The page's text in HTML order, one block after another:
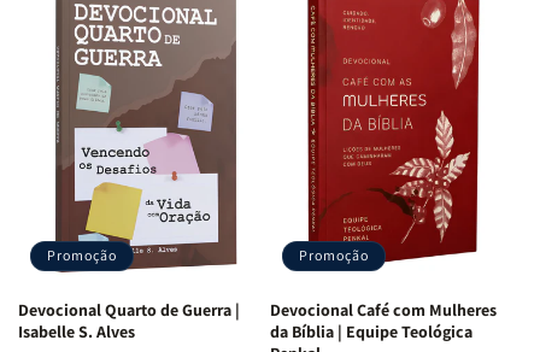
Promoção
Devocional Quarto de Guerra |
Isabelle S. Alves
Promoção
Devocional Café com Mulheres
da Bíblia | Equipe Teológica